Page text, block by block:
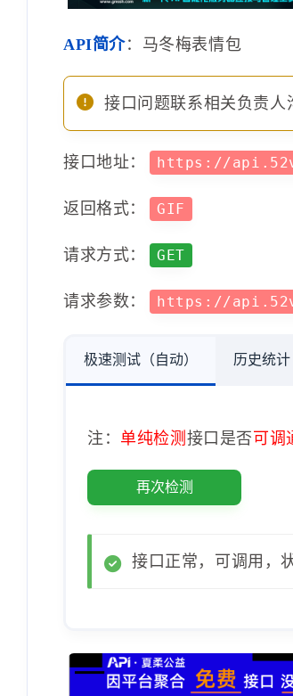
API简介：马冬梅表情包
接口问题联系相关负责人
接口地址： https://
返回格式： GIF
请求方式： GET
请求参数： https://
极速测试（自动） 历史统计
注： 单纯检测 接口是否可调
再次检测
接口正常，可调用，